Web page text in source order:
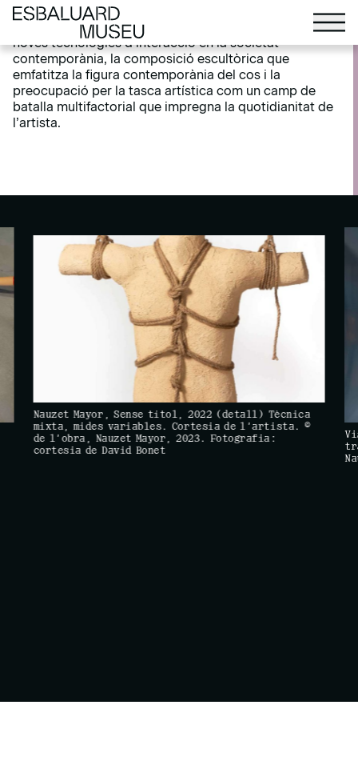
Universitat de Barcelona, el seu treball es desenvolupa
de forma multidisciplinària i abraça temes com les
noves tecnologies d’interacció en la societat
contemporània, la composició escultòrica que
emfatitza la figura contemporània del cos i la
preocupació per la tasca artística com un camp de
batalla multifactorial que impregna la quotidianitat de
l’artista.
Nauzet Mayor, Sense títol, 2022 (detall) Tècnica
mixta, mides variables. Cortesia de l’artista. ©
de l’obra, Nauzet Mayor, 2023. Fotografia:
cortesia de David Bonet